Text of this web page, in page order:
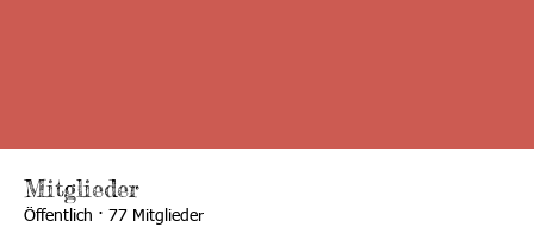
Mitglieder
Öffentlich · 77 Mitglieder